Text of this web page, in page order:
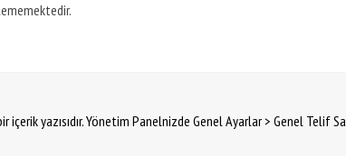
içerik yazısıdır. Yönetim Panelnizde Genel Ayarlar > Genel Telif